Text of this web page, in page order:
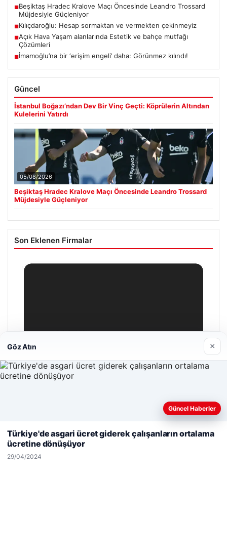
■Beşiktaş Hradec Kralove Maçı Öncesinde Leandro Trossard
Müjdesiyle Güçleniyor
■Kılıçdaroğlu: Hesap sormaktan ve vermekten çekinmeyiz
■Açık Hava Yaşam alanlarında Estetik ve bahçe mutfağı
Çözümleri
■İmamoğlu’na bir ‘erişim engeli’ daha: Görünmez kılındı!
Güncel
İstanbul Boğazı’ndan Dev Bir Vinç Geçti: Köprülerin Altından
Kulelerini Yatırdı
05/08/2026
Beşiktaş Hradec Kralove Maçı Öncesinde Leandro Trossard
Müjdesiyle Güçleniyor
Son Eklenen Firmalar
Hastaş Beton
Web sitemizi nasıl kullandığınızı daha iyi anlayabilmek,
kullanıyoruz.Çerez Politikamız
Kabul Et
Göz Atın ×
Güncel Haberler
Türkiye'de asgari ücret giderek çalışanların ortalama
ücretine dönüşüyor
29/04/2024